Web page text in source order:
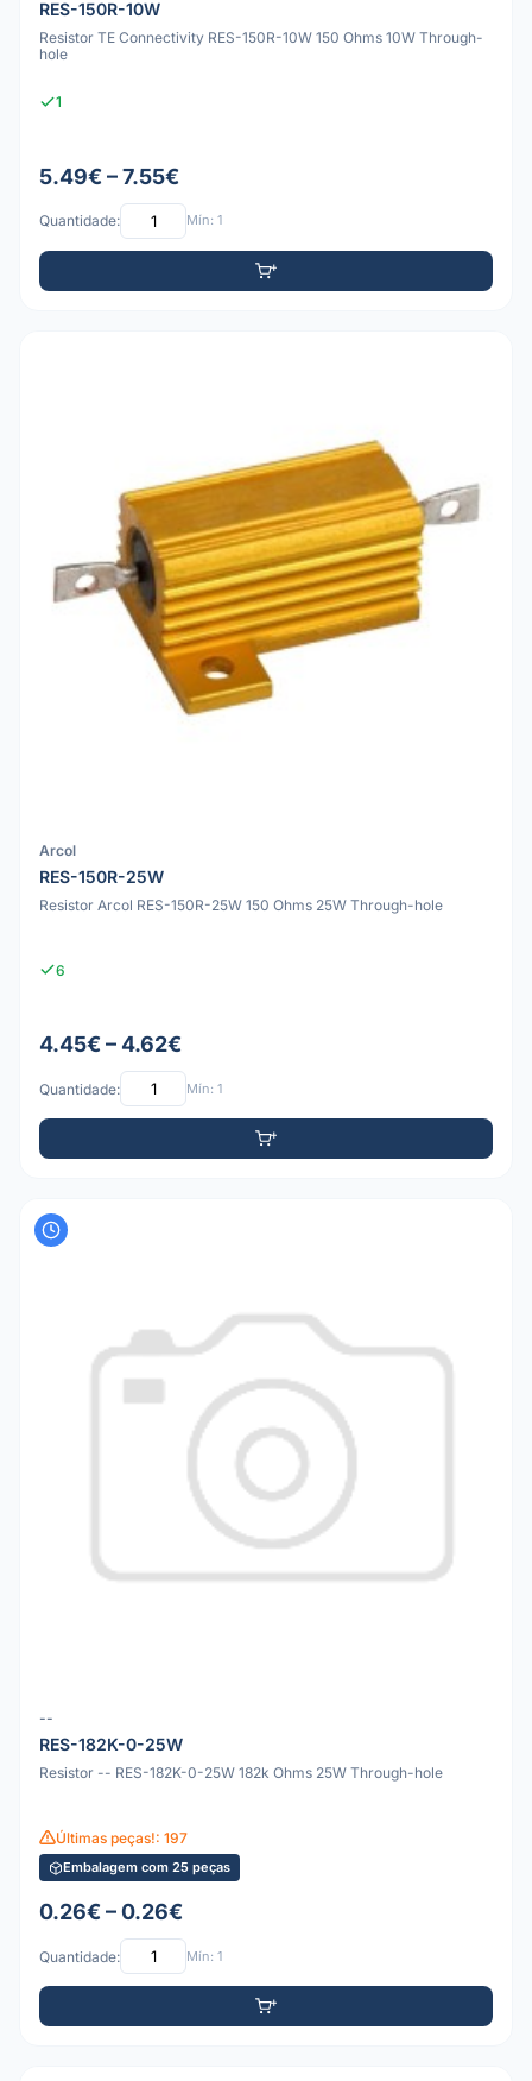
RES-150R-10W
Resistor TE Connectivity RES-150R-10W 150 Ohms 10W Through-
hole
1
5.49€ – 7.55€
Quantidade: Mín: 1
Arcol
RES-150R-25W
Resistor Arcol RES-150R-25W 150 Ohms 25W Through-hole
6
4.45€ – 4.62€
Quantidade: Mín: 1
--
RES-182K-0-25W
Resistor -- RES-182K-0-25W 182k Ohms 25W Through-hole
Últimas peças!: 197
Embalagem com 25 peças
0.26€ – 0.26€
Quantidade: Mín: 1